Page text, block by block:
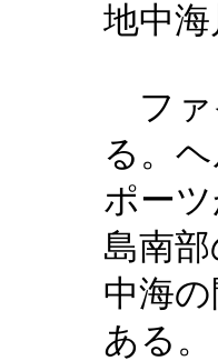
地中
フ
る。
ポー
島南
中海
ある。